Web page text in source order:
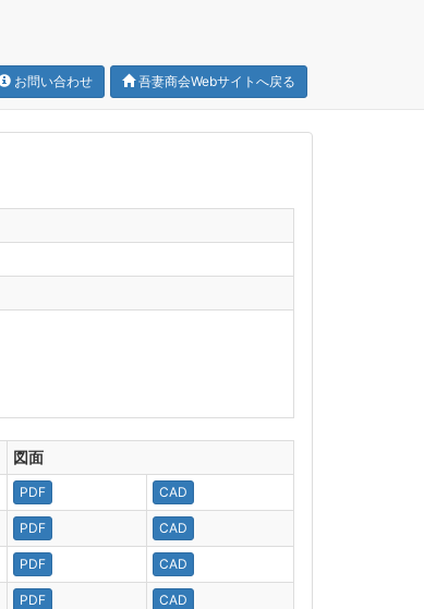
お問い合わせ 吾妻商会Webサイトへ戻る
図面
PDF CAD
PDF CAD
PDF CAD
PDF CAD